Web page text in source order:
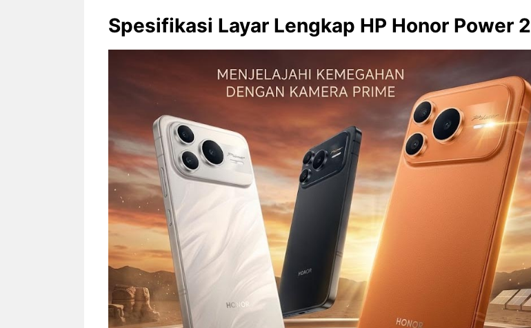
Spesifikasi Layar Lengkap HP Honor Power 2